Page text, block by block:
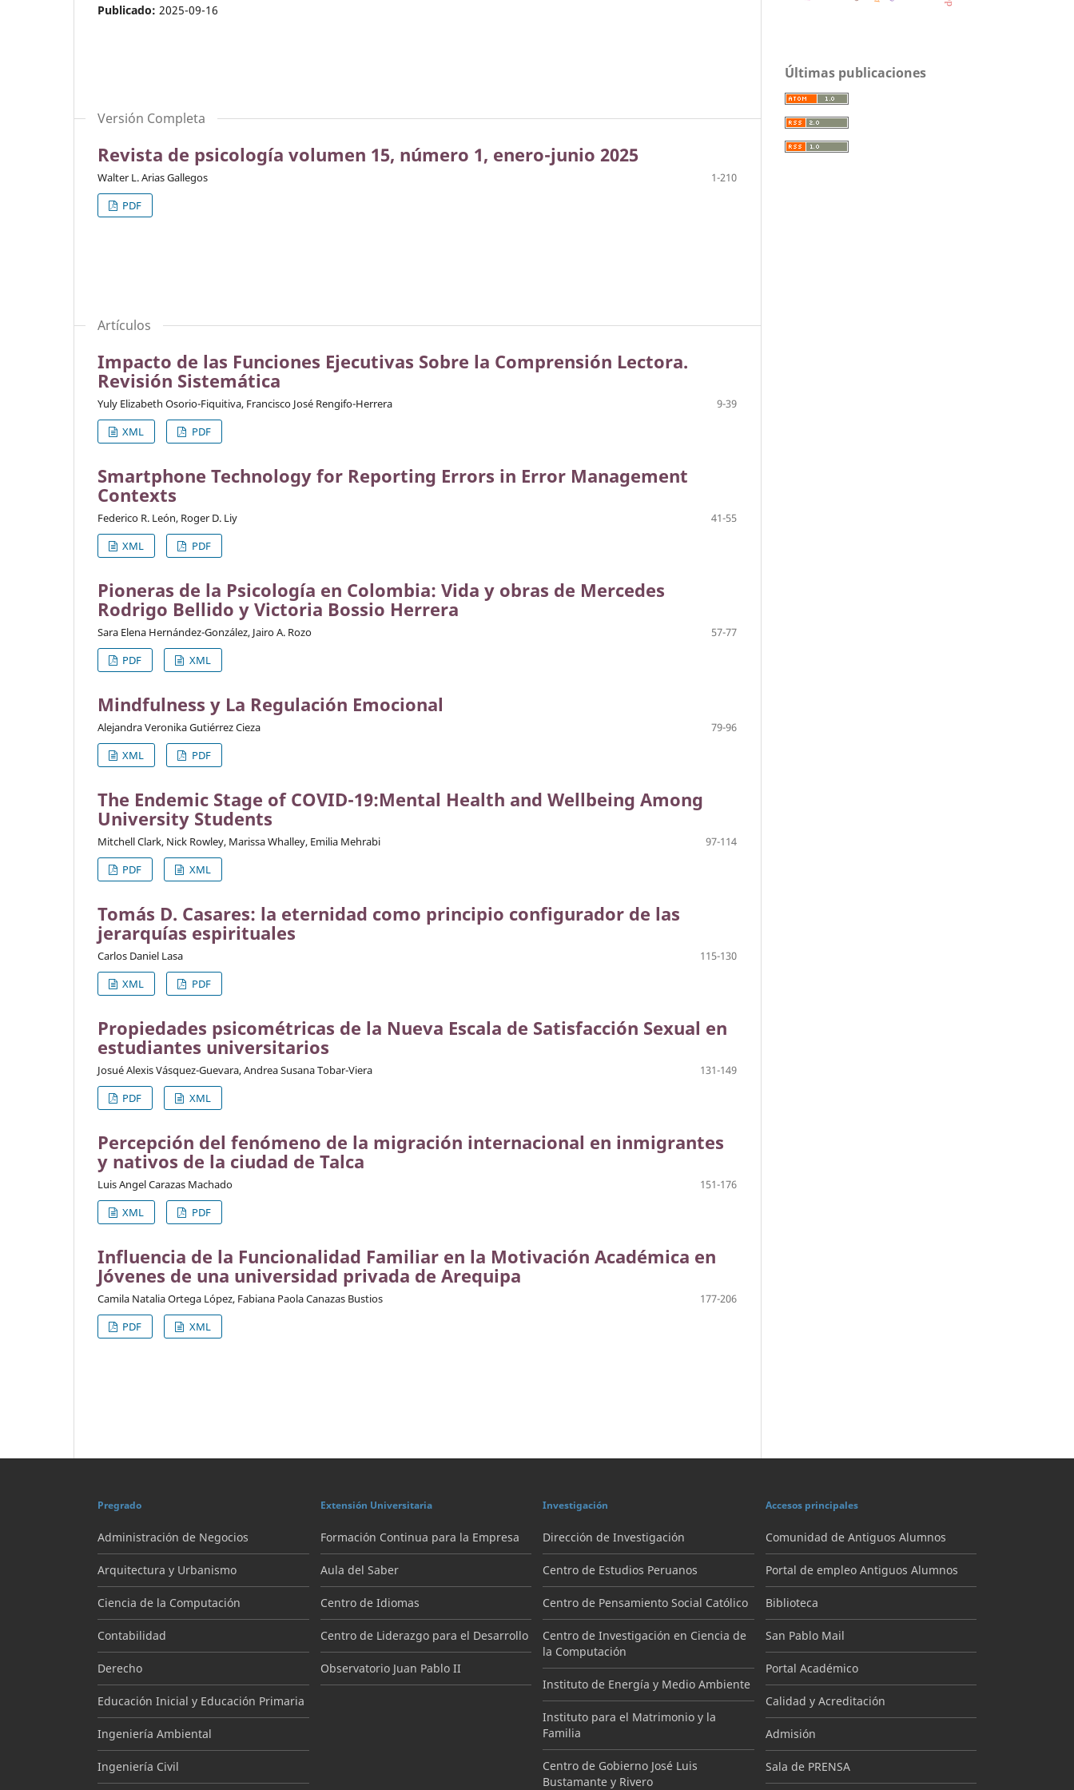
Publicado: 2025-09-16
Versión Completa
Revista de psicología volumen 15, número 1, enero-junio 2025
Walter L. Arias Gallegos
1-210
PDF
Artículos
Impacto de las Funciones Ejecutivas Sobre la Comprensión Lectora.
Revisión Sistemática
Yuly Elizabeth Osorio-Fiquitiva, Francisco José Rengifo-Herrera
9-39
XML
PDF
Smartphone Technology for Reporting Errors in Error Management
Contexts
Federico R. León, Roger D. Liy
41-55
XML
PDF
Pioneras de la Psicología en Colombia: Vida y obras de Mercedes
Rodrigo Bellido y Victoria Bossio Herrera
Sara Elena Hernández-González, Jairo A. Rozo
57-77
PDF
XML
Mindfulness y La Regulación Emocional
Alejandra Veronika Gutiérrez Cieza
79-96
XML
PDF
The Endemic Stage of COVID-19:Mental Health and Wellbeing Among
University Students
Mitchell Clark, Nick Rowley, Marissa Whalley, Emilia Mehrabi
97-114
PDF
XML
Tomás D. Casares: la eternidad como principio configurador de las
jerarquías espirituales
Carlos Daniel Lasa
115-130
XML
PDF
Propiedades psicométricas de la Nueva Escala de Satisfacción Sexual en
estudiantes universitarios
Josué Alexis Vásquez-Guevara, Andrea Susana Tobar-Viera
131-149
PDF
XML
Percepción del fenómeno de la migración internacional en inmigrantes
y nativos de la ciudad de Talca
Luis Angel Carazas Machado
151-176
XML
PDF
Influencia de la Funcionalidad Familiar en la Motivación Académica en
Jóvenes de una universidad privada de Arequipa
Camila Natalia Ortega López, Fabiana Paola Canazas Bustios
177-206
PDF
XML
Últimas publicaciones
Pregrado
Administración de Negocios
Arquitectura y Urbanismo
Ciencia de la Computación
Contabilidad
Derecho
Educación Inicial y Educación Primaria
Ingeniería Ambiental
Ingeniería Civil
Extensión Universitaria
Formación Continua para la Empresa
Aula del Saber
Centro de Idiomas
Centro de Liderazgo para el Desarrollo
Observatorio Juan Pablo II
Investigación
Dirección de Investigación
Centro de Estudios Peruanos
Centro de Pensamiento Social Católico
Centro de Investigación en Ciencia de
la Computación
Instituto de Energía y Medio Ambiente
Instituto para el Matrimonio y la
Familia
Centro de Gobierno José Luis
Bustamante y Rivero
Accesos principales
Comunidad de Antiguos Alumnos
Portal de empleo Antiguos Alumnos
Biblioteca
San Pablo Mail
Portal Académico
Calidad y Acreditación
Admisión
Sala de PRENSA